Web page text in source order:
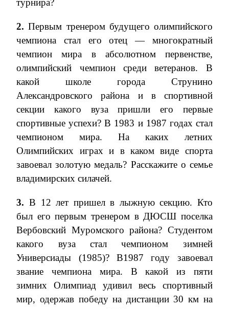
турнира?
2. Первым тренером будущего олимпийского
чемпиона стал его отец — многократный
чемпион мира в абсолютном первенстве,
олимпийский чемпион среди ветеранов. В
какой школе города Струнино
Александровского района и в спортивной
секции какого вуза пришли его первые
спортивные успехи? В 1983 и 1987 годах стал
чемпионом мира. На каких летних
Олимпийских играх и в каком виде спорта
завоевал золотую медаль? Расскажите о семье
владимирских силачей.
3. В 12 лет пришел в лыжную секцию. Кто
был его первым тренером в ДЮСШ поселка
Вербовский Муромского района? Студентом
какого вуза стал чемпионом зимней
Универсиады (1985)? В1987 году завоевал
звание чемпиона мира. В какой из пяти
зимних Олимпиад удивил весь спортивный
мир, одержав победу на дистанции 30 км на